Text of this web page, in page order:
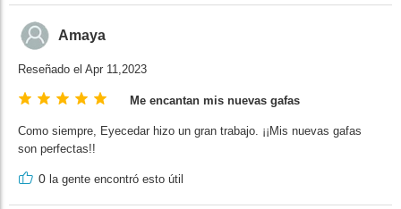
Amaya
Reseñado el Apr 11,2023
Me encantan mis nuevas gafas
Como siempre, Eyecedar hizo un gran trabajo. ¡¡Mis nuevas gafas
son perfectas!!
0 la gente encontró esto útil